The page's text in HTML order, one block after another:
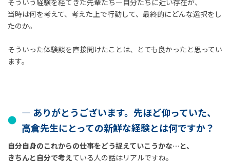
当時は何を考えて、考えた上で行動して、最終的にどんな選択をし
たのか。
そういった体験談を直接聞けたことは、とても良かったと思ってい
ます。
― ありがとうございます。先ほど仰っていた、
高倉先生にとっての新鮮な経験とは何ですか？
自分自身のこれからの仕事をどう捉えていこうかな…と、
きちんと自分で考えている人の話はリアルですね。